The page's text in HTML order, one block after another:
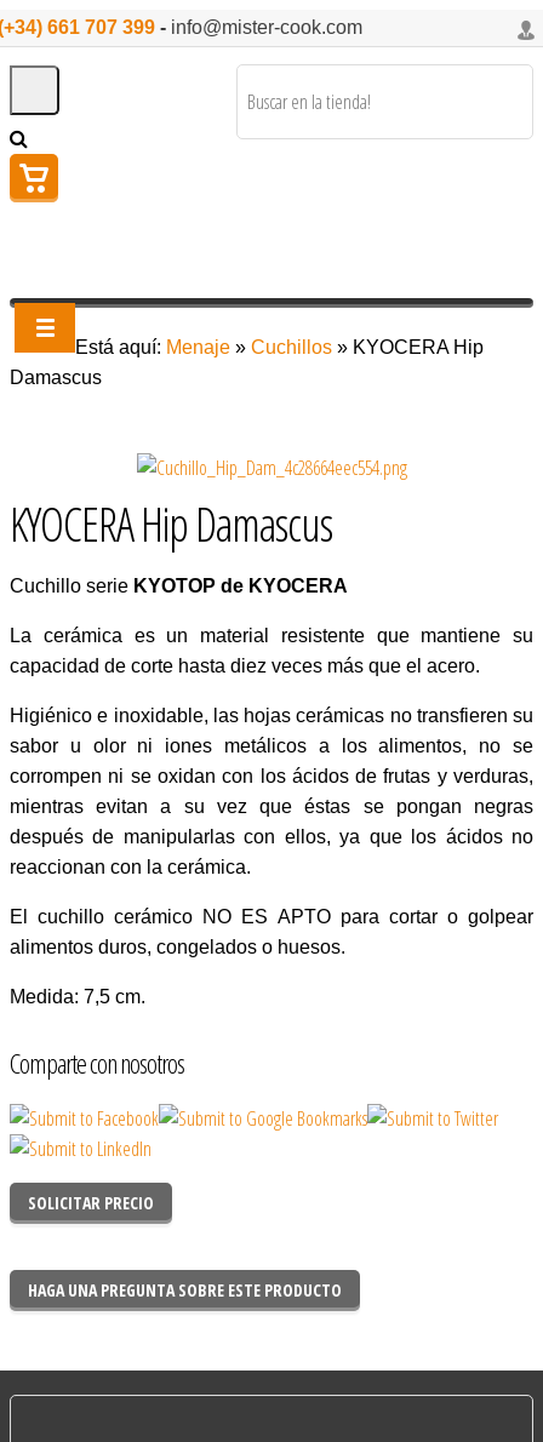
661 707 399 - info@mister-cook.com
Está aquí: Menaje » Cuchillos » KYOCERA Hip
Damascus
KYOCERA Hip Damascus
Cuchillo serie KYOTOP de KYOCERA
La cerámica es un material resistente que mantiene su
capacidad de corte hasta diez veces más que el acero.
Higiénico e inoxidable, las hojas cerámicas no transfieren su
sabor u olor ni iones metálicos a los alimentos, no se
corrompen ni se oxidan con los ácidos de frutas y verduras,
mientras evitan a su vez que éstas se pongan negras
después de manipularlas con ellos, ya que los ácidos no
reaccionan con la cerámica.
El cuchillo cerámico NO ES APTO para cortar o golpear
alimentos duros, congelados o huesos.
Medida: 7,5 cm.
Comparte con nosotros
SOLICITAR PRECIO
HAGA UNA PREGUNTA SOBRE ESTE PRODUCTO